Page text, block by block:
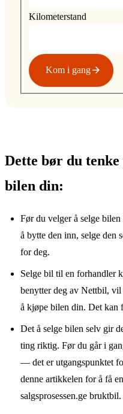
Kilometerstand
Kom i gang
Dette bør du
bilen din:
Før du velger å selge
å bytte den inn, selge den
for deg.
Selge bil til en forhandler
benytter deg av Nettbil,
å kjøpe bilen din. Det kan
Det å selge bilen selv gir
ting riktig. Før du går i
— det er utgangspunktet
denne artikkelen for å få
salgsprosessen.ge bruktbil.